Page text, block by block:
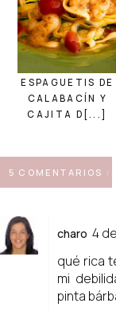
ESPAGUETIS DE
CALABACÍN Y
CAJITA D[...]
5 COMENTARIOS :
charo 4
qué rica
mi
pinta